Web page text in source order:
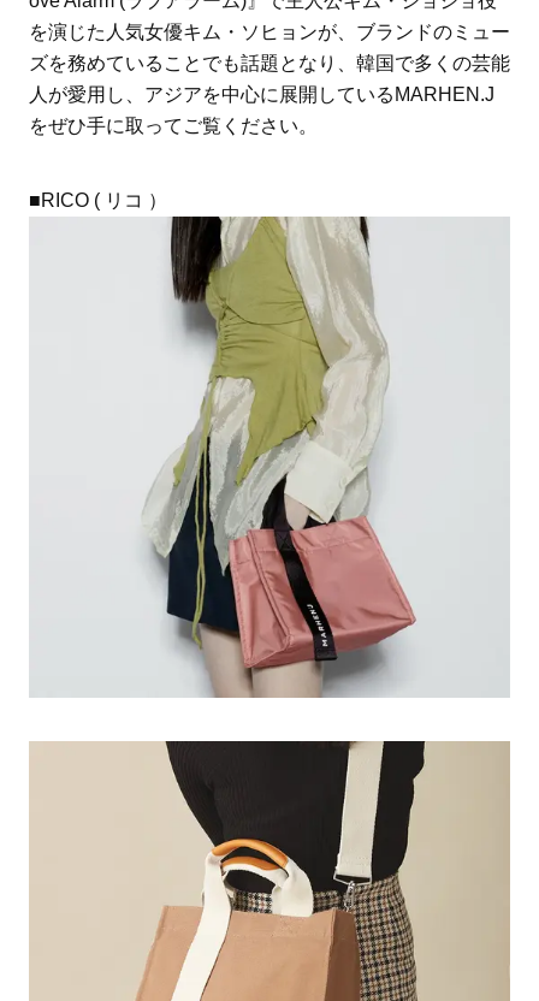
を演じた人気女優キム・ソヒョンが、ブランドのミュー
ズを務めていることでも話題となり、韓国で多くの芸能
人が愛用し、アジアを中心に展開しているMARHEN.J
をぜひ手に取ってご覧ください。
■RICO ( リコ ）